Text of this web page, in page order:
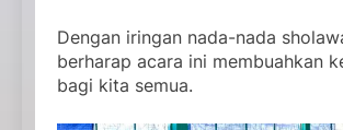
Dengan iringan nada-nada
berharap acara ini membuahkan
bagi kita semua.